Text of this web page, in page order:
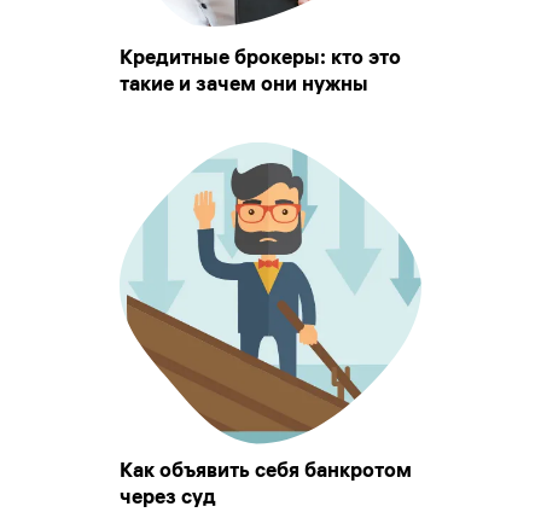
Кредитные брокеры: кто это
такие и зачем они нужны
Как объявить себя банкротом
через суд